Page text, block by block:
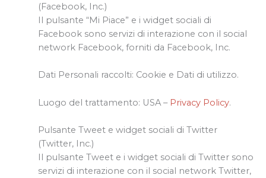
(Facebook, Inc.)
Il pulsante “Mi Piace” e i widget sociali di
Facebook sono servizi di interazione con il social
network Facebook, forniti da Facebook, Inc.
Dati Personali raccolti: Cookie e Dati di utilizzo.
Luogo del trattamento: USA – Privacy Policy.
Pulsante Tweet e widget sociali di Twitter
(Twitter, Inc.)
Il pulsante Tweet e i widget sociali di Twitter sono
servizi di interazione con il social network Twitter,